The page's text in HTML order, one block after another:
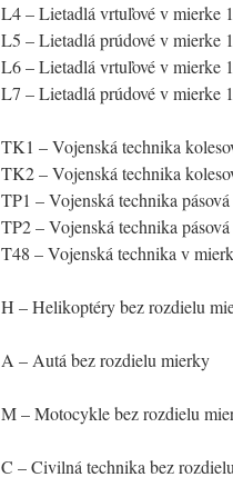
L4 – Lietadlá vrtuľové v mierke
L5 – Lietadlá prúdové v mierke
L6 – Lietadlá vrtuľové v mierke
L7 – Lietadlá prúdové v mierke
TK1 – Vojenská technika
TK2 – Vojenská technika
TP1 – Vojenská technika
TP2 – Vojenská technika
T48 – Vojenská technika v
H – Helikoptéry bez rozdielu
A – Autá bez rozdielu mierky
M – Motocykle bez rozdielu
C – Civilná technika bez